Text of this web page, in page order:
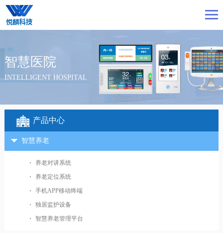
智慧医院
INTELLIGENT HOSPITAL
产品中心
智慧养老
养老对讲系统
养老定位系统
手机APP移动终端
独居监护设备
智慧养老管理平台